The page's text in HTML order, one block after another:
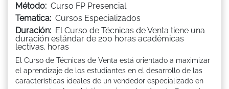
Método: Curso FP Presencial
Tematica: Cursos Especializados
Duración: El Curso de Técnicas de Venta tiene una
duración estándar de 200 horas académicas
lectivas. horas
El Curso de Técnicas de Venta está orientado a maximizar
el aprendizaje de los estudiantes en el desarrollo de las
características ideales de un vendedor especializado en